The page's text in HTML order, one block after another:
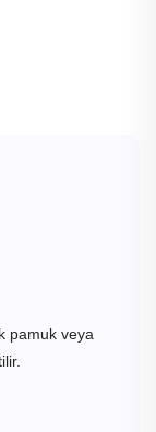
pamuk veya